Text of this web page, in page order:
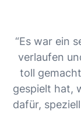
“Es war ein
verlaufen
toll
gespielt hat,
dafür,